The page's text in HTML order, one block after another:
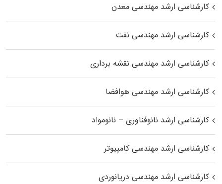
کارشناسی ارشد مهندسی معدن
کارشناسی ارشد مهندسی نفت
کارشناسی ارشد مهندسی نقشه برداری
کارشناسی ارشد مهندسی هوافضا
کارشناسی ارشد نانوفناوری – نانومواد
کارشناسی ارشد مهندسی کامپیوتر
کارشناسی ارشد مهندسی دریانوردی